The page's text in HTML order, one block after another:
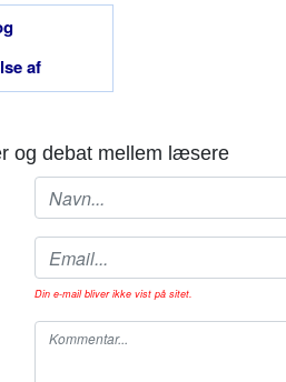
af
og debat mellem læsere
Din e-mail bliver ikke vist på sitet.